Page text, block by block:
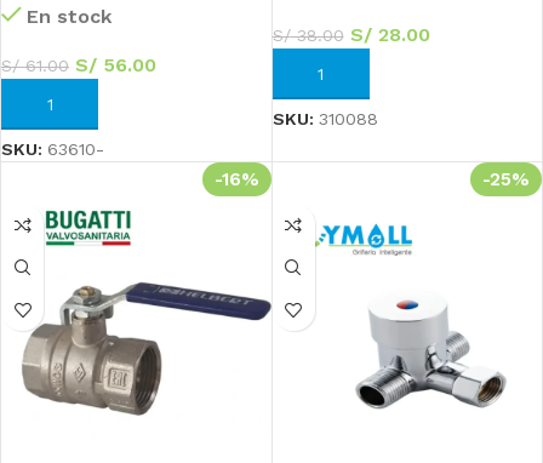
En stock
S/61.00 S/ 56.00
AÑADIR AL CARRITO
SKU: 63610-
S/38.00 S/28.00
AÑADIR AL CARRITO
SKU: 310088
-16% -25%